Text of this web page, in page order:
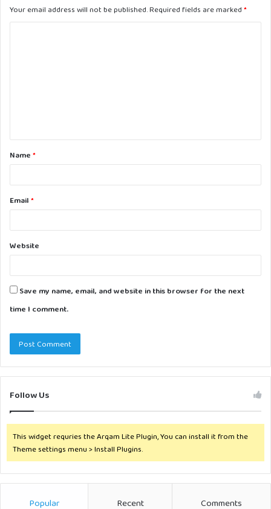
Your email address will not be published.Required fields are marked *
t
*Name *
Email *
Website
Save my name, email, and website in this browser for the next
time I comment.
Follow Us
This widget requries the Arqam Lite Plugin, You can install it from the
Theme settings menu > Install Plugins.
Popular Recent Comments